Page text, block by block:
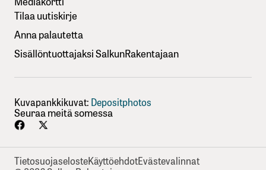
Tilaa uutiskirje
Anna palautetta
Sisällöntuottajaksi SalkunRakentajaan
Kuvapankkikuvat: Depositphotos
Seuraa meitä somessa
TietosuojaselosteKäyttöehdotEvästevalinnat